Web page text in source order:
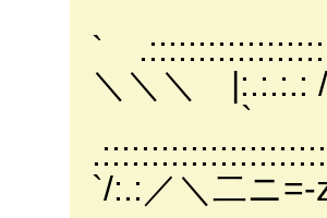
`
＼＼＼ |:.:.:.:
`
`/:.:／＼二ニ=-